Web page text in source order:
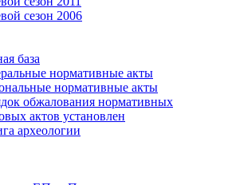
сезон 2006
база
нормативные акты
нормативные акты
обжалования нормативных
актов установлен
археологии